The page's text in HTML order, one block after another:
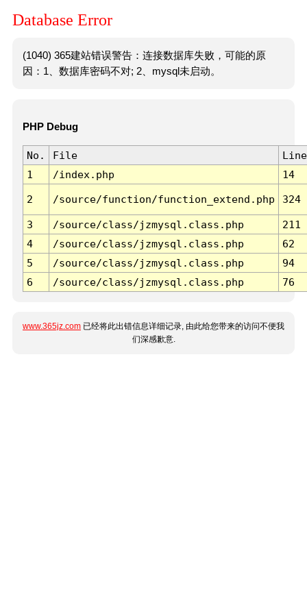
Database Error
(1040) 365建站错误警告：连接数据库失败，可能的原
因：1、数据库密码不对; 2、mysql未启动。
PHP Debug
No. File
Line
1
/index.php 14
2 /source/function/function_extend.php 324
3 /source/class/jzmysql.class.php
211
4
/source/class/jzmysql.class.php
62
5
/source/class/jzmysql.class.php
94
6
/source/class/jzmysql.class.php 76
www.365jz.com 已经将此出错信息详细记录, 由此给您带来的访问不便我
们深感歉意.